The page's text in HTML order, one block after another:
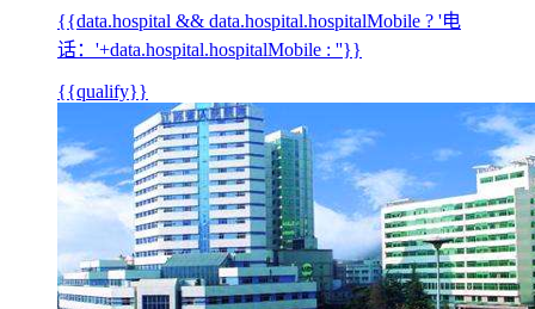
{{data.hospital && data.hospital.hospitalMobile ? '电
话：'+data.hospital.hospitalMobile : ''}}
{{qualify}}